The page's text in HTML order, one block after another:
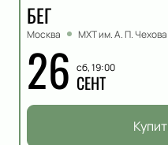
БЕГ
Москва МХТ им. А. П. Чехова
26 сб, 19:00
СЕНТ